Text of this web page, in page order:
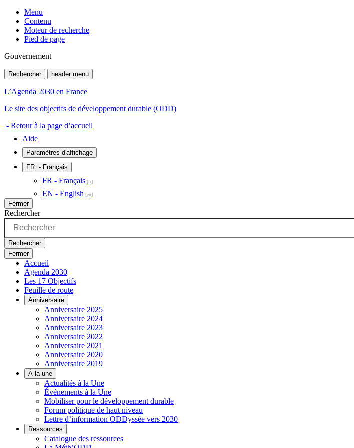
Menu
Contenu
Moteur de recherche
Pied de page
Gouvernement
Rechercher header menu
L’Agenda 2030 en France
Le site des objectifs de développement durable (ODD)
- Retour à la page d’accueil
Aide
Paramètres d'affichage
FR - Français
FR - Français
EN - English
Fermer
Rechercher
Rechercher
Fermer
Accueil
Agenda 2030
Les 17 Objectifs
Feuille de route
Anniversaire
Anniversaire 2025
Anniversaire 2024
Anniversaire 2023
Anniversaire 2022
Anniversaire 2021
Anniversaire 2020
Anniversaire 2019
À la une
Actualités à la Une
Événements à la Une
Mobiliser pour le développement durable
Forum politique de haut niveau
Lettre d’information ODDyssée vers 2030
Ressources
Catalogue des ressources